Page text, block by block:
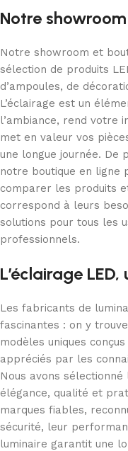
Notre
Notre showroom et
sélection de produits
d’ampoules, de
L’éclairage est un
l’ambiance, rend votre
met en valeur vos
une longue journée. De
notre boutique en ligne
comparer les produits
correspond à leurs
solutions pour tous les
professionnels.
L’éclairage
Les fabricants de
fascinantes : on y
modèles uniques
appréciés par les
Nous avons
élégance, qualité et
marques fiables,
sécurité, leur
luminaire garantit une